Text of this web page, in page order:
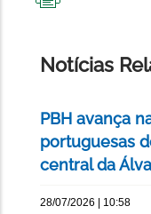
Notícias
PBH avança
portuguesas
central da
28/07/2026 | 10:58